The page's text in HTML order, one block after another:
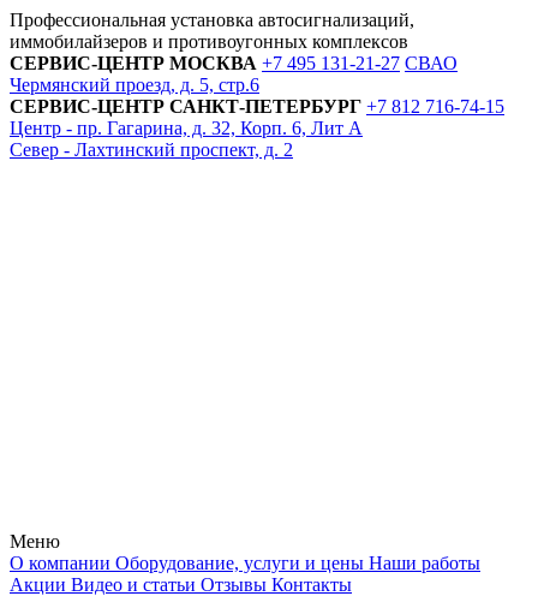
Профессиональная установка автосигнализаций,
иммобилайзеров и противоугонных комплексов
СЕРВИС-ЦЕНТР МОСКВА +7 495 131-21-27 СВАО
Чермянский проезд, д. 5, стр.6
СЕРВИС-ЦЕНТР САНКТ-ПЕТЕРБУРГ +7 812 716-74-15
Центр - пр. Гагарина, д. 32, Корп. 6, Лит А
Север - Лахтинский проспект, д. 2
Меню
О компании Оборудование, услуги и цены Наши работы
Акции Видео и статьи Отзывы Контакты